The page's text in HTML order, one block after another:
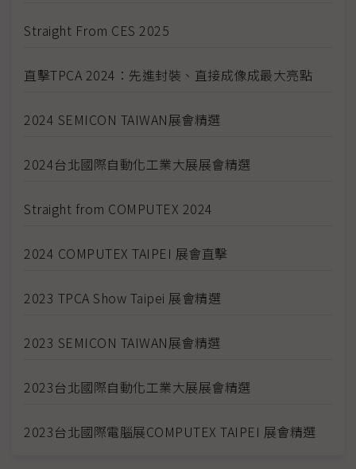
Straight From CES 2025
直擊TPCA 2024：先進封裝、直接成像成最大亮點
2024 SEMICON TAIWAN展會精選
2024台北國際自動化工業大展展會精選
Straight from COMPUTEX 2024
2024 COMPUTEX TAIPEI 展會直擊
2023 TPCA Show Taipei 展會精選
2023 SEMICON TAIWAN展會精選
2023台北國際自動化工業大展展會精選
2023台北國際電腦展COMPUTEX TAIPEI 展會精選